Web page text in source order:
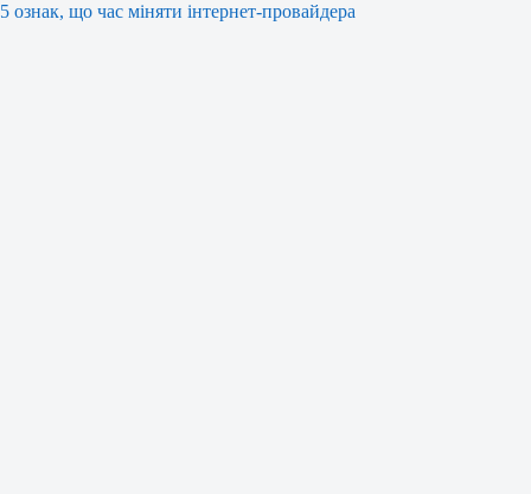
5 ознак, що час міняти інтернет-провайдера